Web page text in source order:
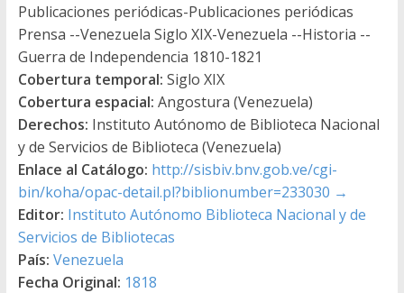
Publicaciones periódicas-Publicaciones periódicas
Prensa --Venezuela Siglo XIX-Venezuela --Historia --
Guerra de Independencia 1810-1821
Cobertura temporal: Siglo XIX
Cobertura espacial: Angostura (Venezuela)
Derechos: Instituto Autónomo de Biblioteca Nacional
y de Servicios de Biblioteca (Venezuela)
Enlace al Catálogo: http://sisbiv.bnv.gob.ve/cgi-
bin/koha/opac-detail.pl?biblionumber=233030 →
Editor: Instituto Autónomo Biblioteca Nacional y de
Servicios de Bibliotecas
País: Venezuela
Fecha Original: 1818